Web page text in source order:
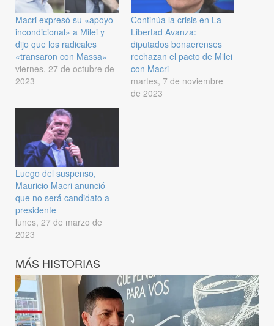
Macri expresó su «apoyo
incondicional» a Milei y
dijo que los radicales
«transaron con Massa»
viernes, 27 de octubre de
2023
Continúa la crisis en La
Libertad Avanza:
diputados bonaerenses
rechazan el pacto de Milei
con Macri
martes, 7 de noviembre
de 2023
Luego del suspenso,
Mauricio Macri anunció
que no será candidato a
presidente
lunes, 27 de marzo de
2023
MÁS HISTORIAS